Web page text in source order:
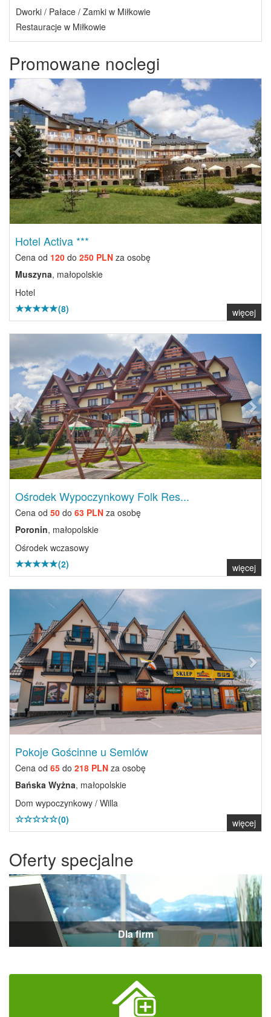
Dworki / Pałace / Zamki w Miłkowie
Restauracje w Miłkowie
Promowane noclegi
Previous Next
Hotel Activa ***
Cena od 120 do 250 PLN za osobę
Muszyna, małopolskie
Hotel
(8)
więcej
Ośrodek Wypoczynkowy Folk Res...
Cena od 50 do 63 PLN za osobę
Poronin, małopolskie
Ośrodek wczasowy
(2)
więcej
Previous Next
Pokoje Gościnne u Semlów
Cena od 65 do 218 PLN za osobę
Bańska Wyżna, małopolskie
Dom wypoczynkowy / Willa
(0)
więcej
Oferty specjalne
Dla firm